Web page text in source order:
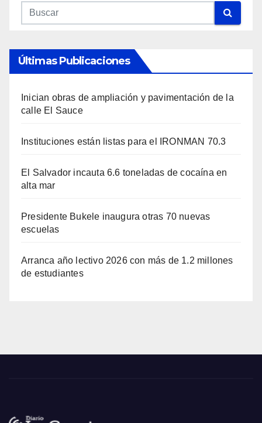
Últimas Publicaciones
Inician obras de ampliación y pavimentación de la
calle El Sauce
Instituciones están listas para el IRONMAN 70.3
El Salvador incauta 6.6 toneladas de cocaína en
alta mar
Presidente Bukele inaugura otras 70 nuevas
escuelas
Arranca año lectivo 2026 con más de 1.2 millones
de estudiantes